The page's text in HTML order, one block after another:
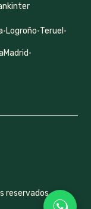
·Logroño·Teruel ·
Madrid·
reservados.